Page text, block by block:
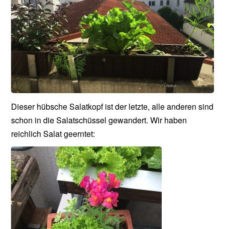
Dieser hübsche Salatkopf ist der letzte, alle anderen sind
schon in die Salatschüssel gewandert. Wir haben
reichlich Salat geerntet: